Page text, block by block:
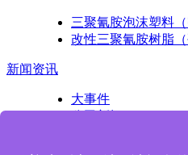
三聚氰胺泡沫塑料（
改性三聚氰胺树脂（
新闻资讯
大事件